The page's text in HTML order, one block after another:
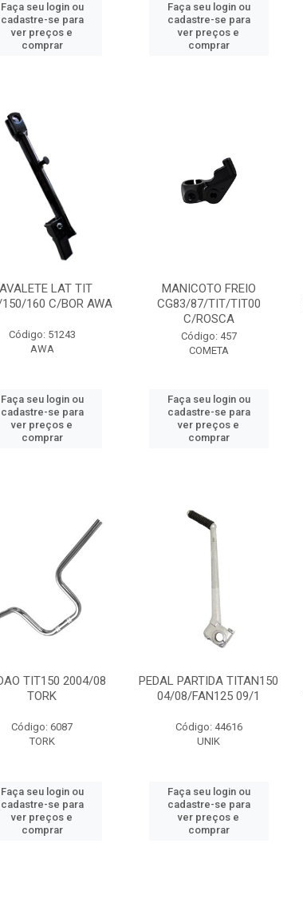
Faça seu login ou
cadastre-se para
ver preços e
comprar
Faça seu login ou
cadastre-se para
ver preços e
comprar
LAT TIT
160 C/BOR AWA
Código: 51243
AWA
Faça seu login ou
cadastre-se para
ver preços e
comprar
MANICOTO FREIO
CG83/87/TIT/TIT00
C/ROSCA
Código: 457
COMETA
Faça seu login ou
cadastre-se para
ver preços e
comprar
TIT150 2004/08
TORK
Código: 6087
TORK
Faça seu login ou
cadastre-se para
ver preços e
comprar
PEDAL PARTIDA TITAN150
04/08/FAN125 09/1
Código: 44616
UNIK
Faça seu login ou
cadastre-se para
ver preços e
comprar